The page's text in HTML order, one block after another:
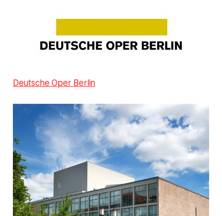
Deutsche Oper Berlin